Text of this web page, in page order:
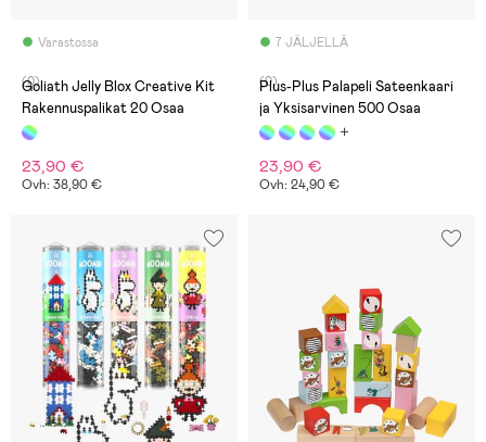
Varastossa
(0)
Goliath Jelly Blox Creative Kit
Rakennuspalikat 20 Osaa
23,90 €
Ovh: 38,90 €
7 JÄLJELLÄ
(0)
Plus-Plus Palapeli Sateenkaari
ja Yksisarvinen 500 Osaa
23,90 €
Ovh: 24,90 €